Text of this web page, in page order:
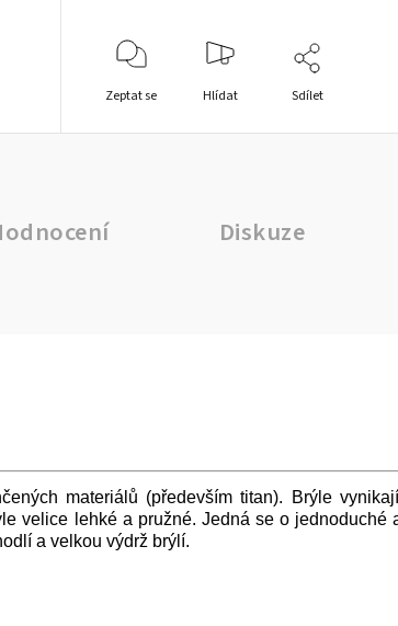
Zeptat se Hlídat Sdílet
Diskuze
materiálů (především titan). Brýle
velice lehké a pružné. Jedná se o jednoduché
a velkou výdrž brýlí.